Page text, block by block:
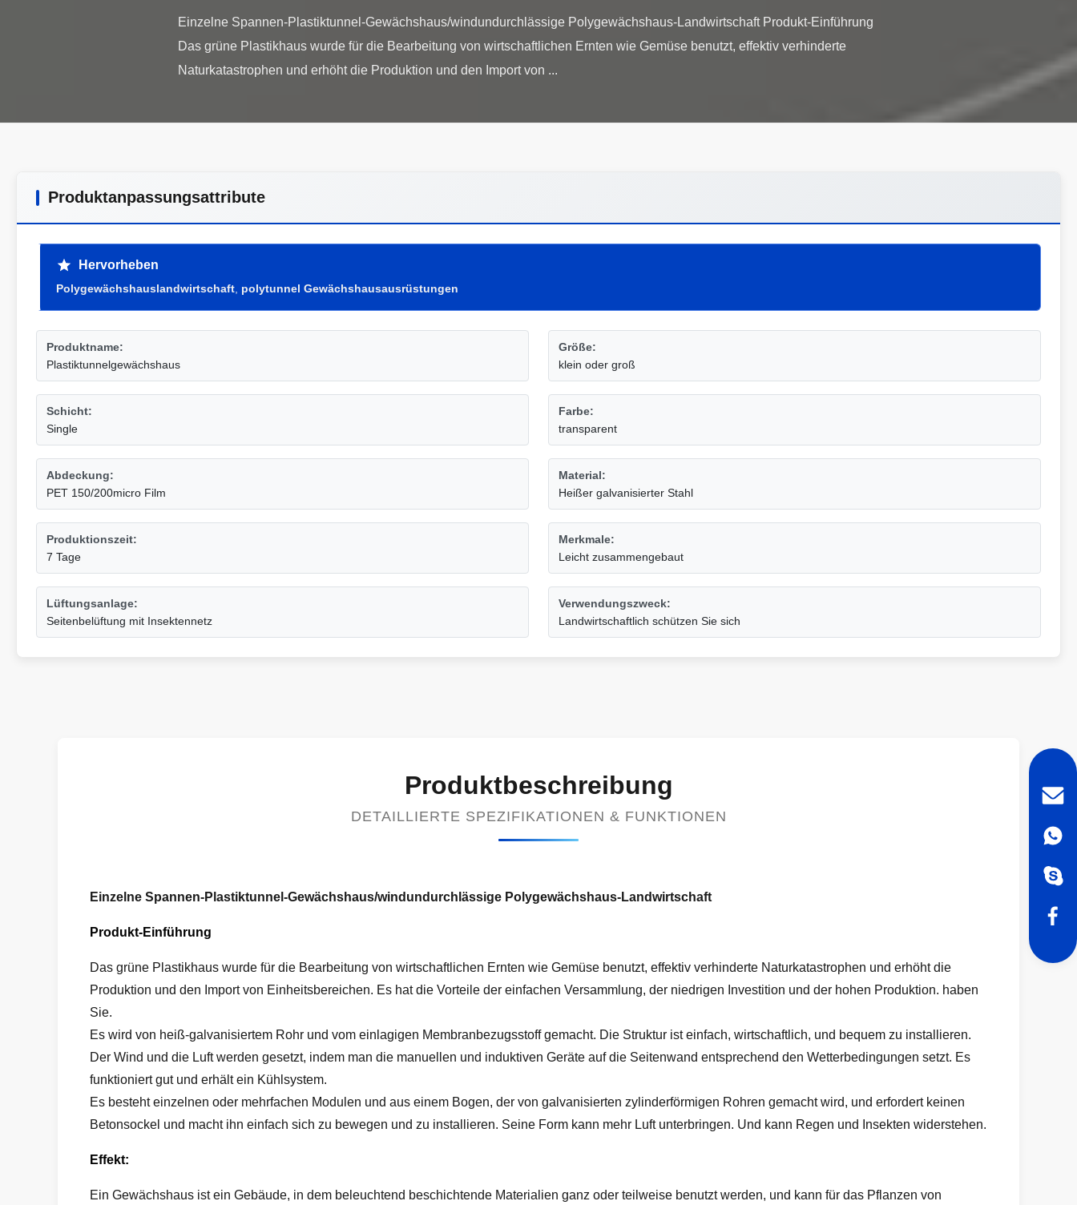
Einzelne Spannen-Plastiktunnel-Gewächshaus/windundurchlässige Polygewächshaus-Landwirtschaft Produkt-Einführung
Das grüne Plastikhaus wurde für die Bearbeitung von wirtschaftlichen Ernten wie Gemüse benutzt, effektiv verhinderte
Produktanpassungsattribute
Hervorheben
Polygewächshauslandwirtschaft polytunnel Gewächshausausrüstungen
Produktname:
Plastiktunnelgewächshaus
Größe:
klein oder groß
Schicht:
Single
Farbe:
transparent
Abdeckung:
PET 150/200micro Film
Material:
Heißer galvanisierter Stahl
Produktionszeit:
7 Tage
Merkmale:
Leicht zusammengebaut
Lüftungsanlage:
Seitenbelüftung mit Insektennetz
Verwendungszweck:
Landwirtschaftlich schützen Sie sich
Produktbeschreibung
DETAILLIERTE SPEZIFIKATIONEN & FUNKTIONEN
Einzelne Spannen-Plastiktunnel-Gewächshaus/windundurchlässige Polygewächshaus-Landwirtschaft
Produkt-Einführung
Das grüne Plastikhaus wurde für die Bearbeitung von wirtschaftlichen Ernten wie Gemüse benutzt, effektiv verhinderte Naturkatastrophen und erhöht die
Produktion und den Import von Einheitsbereichen. Es hat die Vorteile der einfachen Versammlung, der niedrigen Investition und der hohen Produktion. haben
Sie.
Es wird von heiß-galvanisiertem Rohr und vom einlagigen Membranbezugsstoff gemacht. Die Struktur ist einfach, wirtschaftlich, und bequem zu installieren.
Der Wind und die Luft werden gesetzt, indem man die manuellen und induktiven Geräte auf die Seitenwand entsprechend den Wetterbedingungen setzt. Es
funktioniert gut und erhält ein Kühlsystem.
Es besteht einzelnen oder mehrfachen Modulen und aus einem Bogen, der von galvanisierten zylinderförmigen Rohren gemacht wird, und erfordert keinen
Betonsockel und macht ihn einfach sich zu bewegen und zu installieren. Seine Form kann mehr Luft unterbringen. Und kann Regen und Insekten widerstehen.
Effekt:
Ein Gewächshaus ist ein Gebäude, in dem beleuchtend beschichtende Materialien ganz oder teilweise benutzt werden, und kann für das Pflanzen von